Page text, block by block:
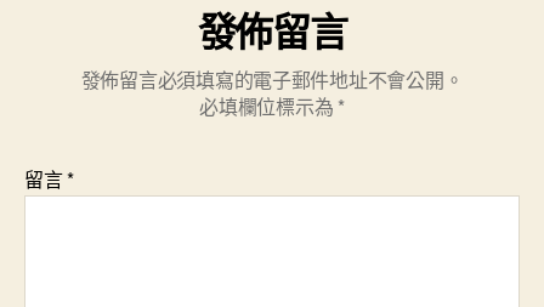
發佈留言
發佈留言必須填寫的電子郵件地址不會公開。
必填欄位標示為 *
留言*